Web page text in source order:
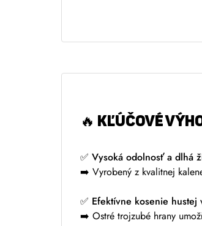
:
🔥 KĽÚČOVÉ
✅ Vysoká odolnosť a dlhá
➡️ Vyrobený z kvalitnej
✅ Efektívne kosenie hustej
➡️ Ostré trojzubé hrany